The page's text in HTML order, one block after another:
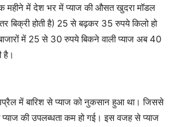
महीने में देश भर में प्याज की औसत खुदरा मॉडल
बिक्री होती है) 25 से बढ़कर 35 रुपये किलो हो
में 25 से 30 रुपये बिकने वाली प्याज अब 40
है।
अप्रैल में बारिश से प्याज को नुकसान हुआ था। जिससे
प्याज की उपलब्धता कम हो गई। इस वजह से प्याज